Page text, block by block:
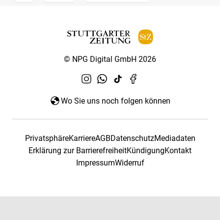
© NPG Digital GmbH 2026
Wo Sie uns noch folgen können
PrivatsphäreKarriereAGBDatenschutzMediadaten
Erklärung zur BarrierefreiheitKündigungKontakt
ImpressumWiderruf